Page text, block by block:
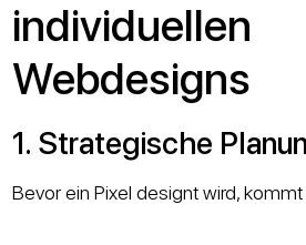
individuellen
Webdesigns
1. Strategische
Bevor ein Pixel designt wird,